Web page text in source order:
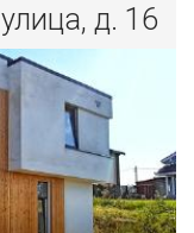
д. 16